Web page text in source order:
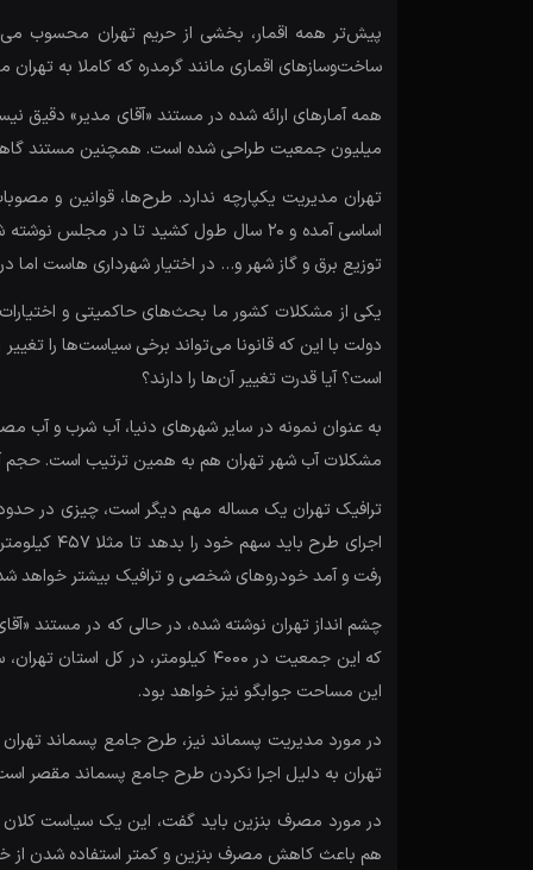
پیش‌تر همه اقمار، بخشی از حریم تهران محسوب
ساخت‌و‌سازهای اقماری مانند گرمدره که کاملا به
میلیون جمعیت طراحی شده است. همچنین مستند گاهی به آمار جمعیت ۸ میلیونی و گاهی به جمعیت
اساسی آمده و ۲۰ سال طول کشید تا در
توزیع برق و گاز شهر و… در اختیار شهرداری هاست اما در
یکی از مشکلات کشور ما بحث‌های حاکمیتی و
دولت با این که قانونا می‌تواند برخی سیاست‌ها را
است؟ آیا قدرت تغییر آن‌ها را دارند؟
به عنوان نمونه در سایر شهرهای دنیا، آب شرب و آب
مشکلات آب شهر تهران هم به همین ترتیب است. حجم آب تصفیه شده تهران برای ۸ میلیون کفایت
رفت و آمد خودروهای شخصی و ترافیک بیشتر خواهد
این مساحت جوابگو نیز خواهد بود.
تهران به دلیل اجرا نکردن طرح جامع پسماند مقصر
در مورد مصرف بنزین باید گفت، این یک سیاست کلان
هم باعث کاهش مصرف بنزین و کمتر استفاده شدن